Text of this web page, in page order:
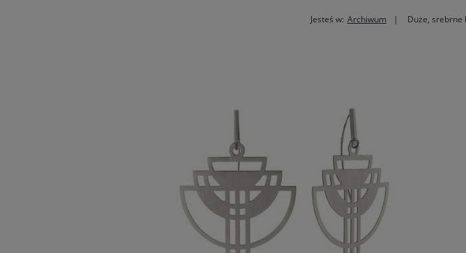
Jesteś w: Archiwum Duże, srebrne